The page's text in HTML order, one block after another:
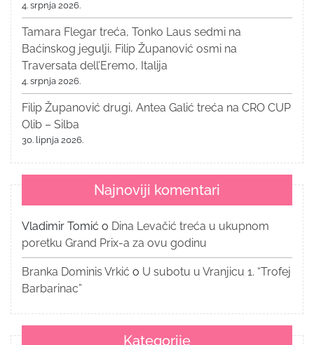
4. srpnja 2026.
Tamara Flegar treća, Tonko Laus sedmi na
Baćinskog jegulji, Filip Županović osmi na
Traversata dell’Eremo, Italija
4. srpnja 2026.
Filip Županović drugi, Antea Galić treća na CRO CUP
Olib – Silba
30. lipnja 2026.
Najnoviji komentari
Vladimir Tomić o Dina Levačić treća u ukupnom
poretku Grand Prix-a za ovu godinu
Branka Dominis Vrkić o U subotu u Vranjicu 1. “Trofej
Barbarinac”
Kategorije